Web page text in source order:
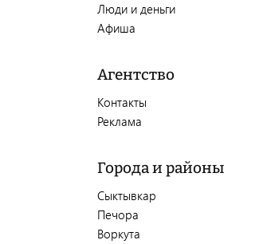
Люди и деньги
Афиша
Агентство
Контакты
Реклама
Города и районы
Сыктывкар
Печора
Воркута